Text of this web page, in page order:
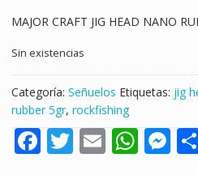
MAJOR CRAFT JIG HEAD NANO
Sin existencias
Categoría: Señuelos Etiquetas: jig
rubber 5gr, rockfishing
F T E W M